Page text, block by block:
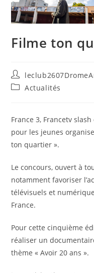
Filme ton
Actualités
France 3, Francetv
pour les jeunes
ton quartier ».
Le concours, ouvert à
notamment favoriser
télévisuels et
France.
Pour cette cinquième
réaliser un
thème « Avoir 20 ans ».